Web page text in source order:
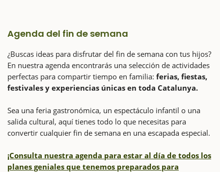
Agenda del fin de semana
¿Buscas ideas para disfrutar del fin de semana con tus hijos?
En nuestra agenda encontrarás una selección de actividades
perfectas para compartir tiempo en familia: ferias, fiestas,
festivales y experiencias únicas en toda Catalunya.
Sea una feria gastronómica, un espectáculo infantil o una
salida cultural, aquí tienes todo lo que necesitas para
convertir cualquier fin de semana en una escapada especial.
¡Consulta nuestra agenda para estar al día de todos los
planes geniales que tenemos preparados para